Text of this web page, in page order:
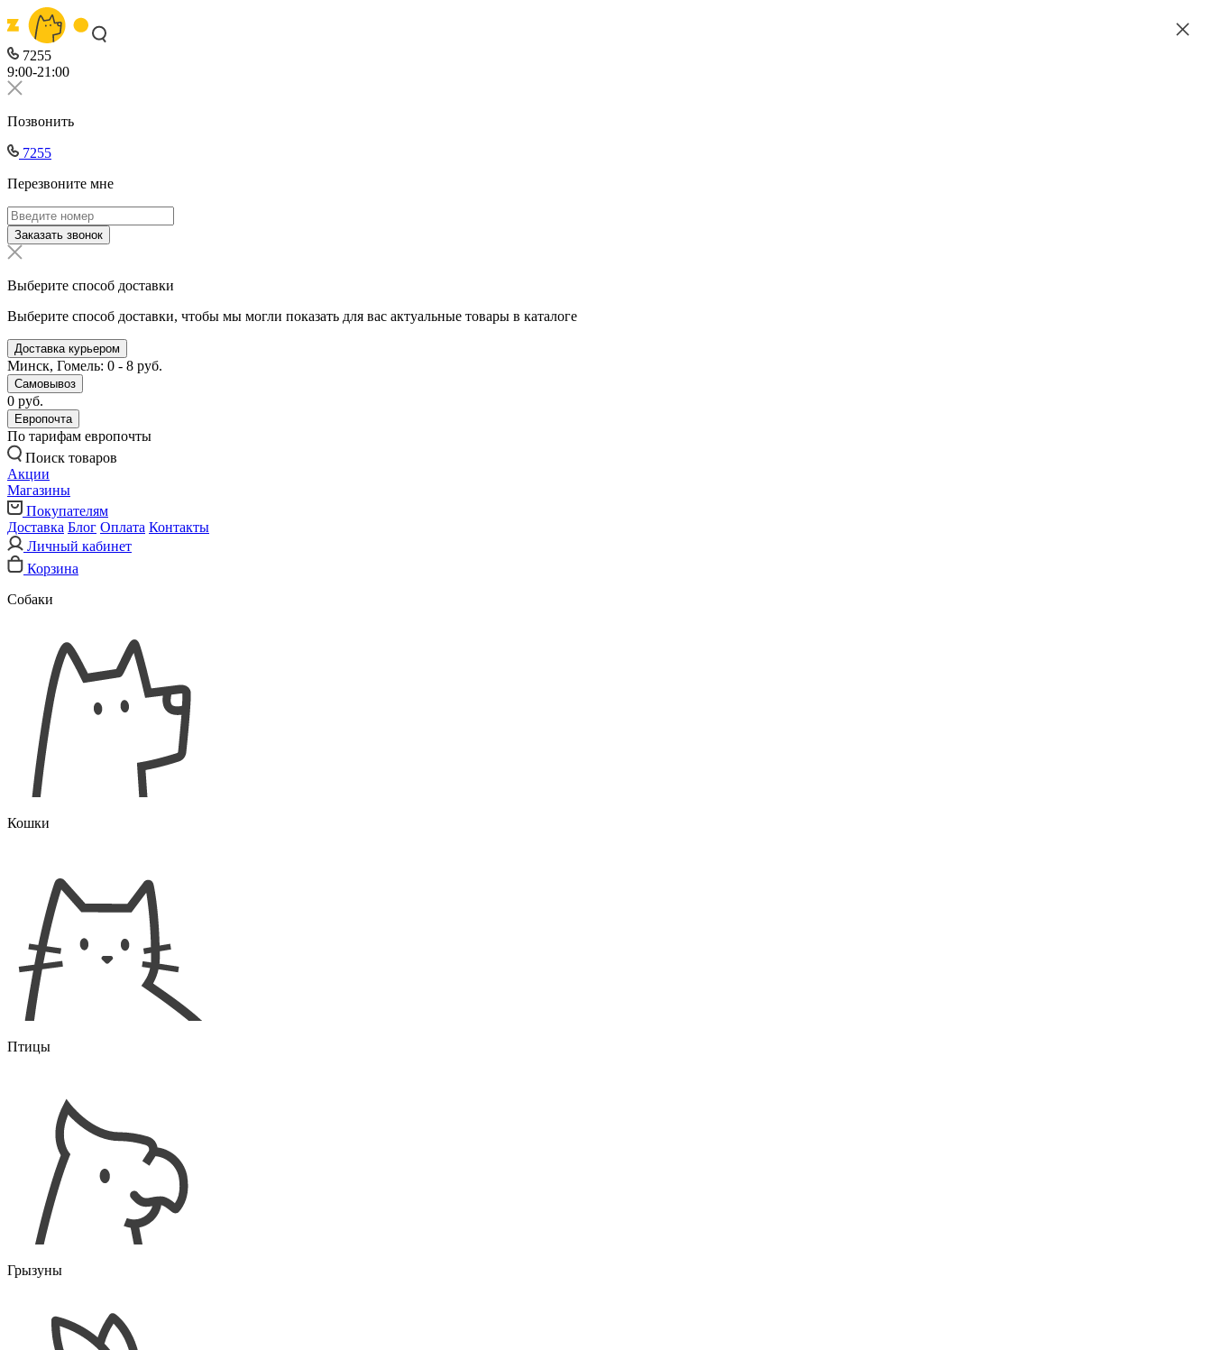
7255
9:00-21:00
Позвонить
7255
Перезвоните мне
Заказать звонок
Выберите способ доставки
Выберите способ доставки, чтобы мы могли показать для вас актуальные товары в каталоге
Доставка курьером
Минск, Гомель: 0 - 8 руб.
Самовывоз
0 руб.
Европочта
По тарифам европочты
Поиск товаров
Акции
Магазины
Покупателям
Доставка Блог Оплата Контакты
Личный кабинет
Корзина
Собаки
Кошки
Птицы
Грызуны